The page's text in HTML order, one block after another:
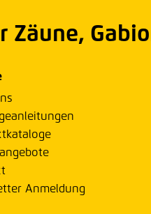
Zäune,
Anmeldung